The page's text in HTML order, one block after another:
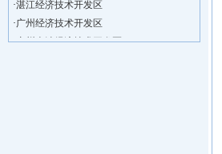
广州经济技术开发区
广州南沙经济技术开发区